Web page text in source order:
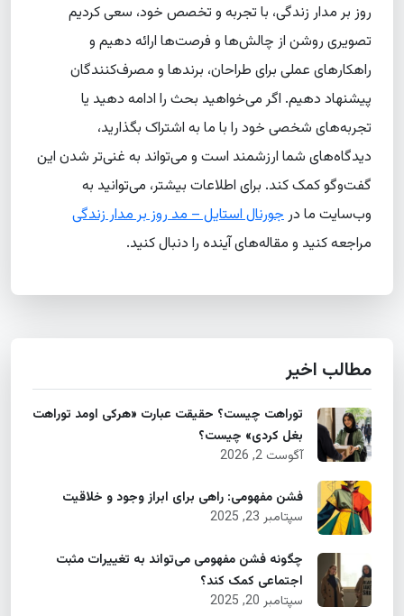
روز بر مدار زندگی، با تجربه و تخصص خود، سعی کردیم
تصویری روشن از چالش‌ها و فرصت‌ها ارائه دهیم و
راهکارهای عملی برای طراحان، برندها و مصرف‌کنندگان
پیشنهاد دهیم. اگر می‌خواهید بحث را ادامه دهید یا
تجربه‌های شخصی خود را با ما به اشتراک بگذارید،
دیدگاه‌های شما ارزشمند است و می‌تواند به غنی‌تر شدن این
گفت‌وگو کمک کند. برای اطلاعات بیشتر، می‌توانید به
وب‌سایت ما درجورنال استایل – مد روز بر مدار زندگی
مراجعه کنید و مقاله‌های آینده را دنبال کنید.
مطالب اخیر
توراهت چیست؟ حقیقت عبارت «هرکی اومد توراهت
بغل کردی» چیست؟
آگوست 2, 2026
فشن مفهومی: راهی برای ابراز وجود و خلاقیت
سپتامبر 23, 2025
چگونه فشن مفهومی می‌تواند به تغییرات مثبت
اجتماعی کمک کند؟
سپتامبر 20, 2025